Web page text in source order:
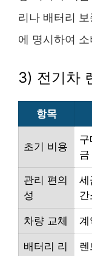
리나 배터리
에 명시하여
3) 전기차
항목
초기 비용
관리 편의
성
세
차량 교체 계
배터리 리